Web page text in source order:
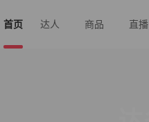
首页 达人 商品 直播